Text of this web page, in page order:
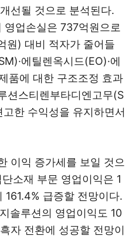
선될 것으로 분석된다.
영업손실은 737억원으로
원) 대비 적자가 줄어들
에틸렌옥시드(EO)·에
품에 대한 구조조정 효과
션스티렌부타디엔고무(S
한 수익성을 유지하면서
이익 증가세를 보일 것으
소재 부문 영업이익은 1
급증할 전망이다.
솔루션의 영업이익도 10
자 전환에 성공할 전망이